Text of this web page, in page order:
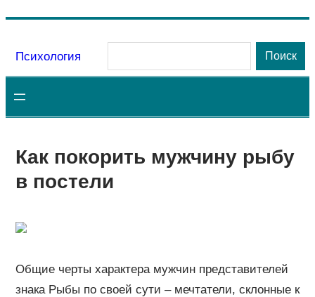
Психология Поиск
Как покорить мужчину рыбу
в постели
Общие черты характера мужчин представителей
знака Рыбы по своей сути – мечтатели, склонные к